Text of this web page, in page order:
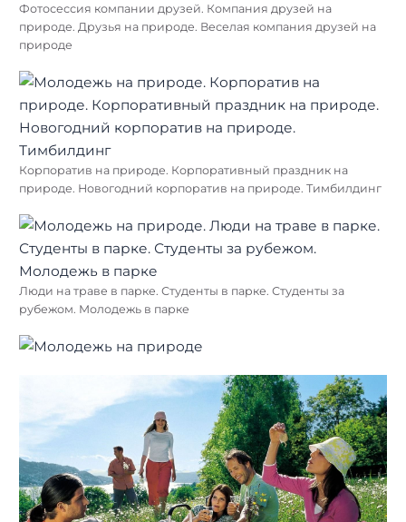
Фотосессия компании друзей. Компания друзей на
природе. Друзья на природе. Веселая компания друзей на
природе
Корпоратив на природе. Корпоративный праздник на
природе. Новогодний корпоратив на природе. Тимбилдинг
Люди на траве в парке. Студенты в парке. Студенты за
рубежом. Молодежь в парке